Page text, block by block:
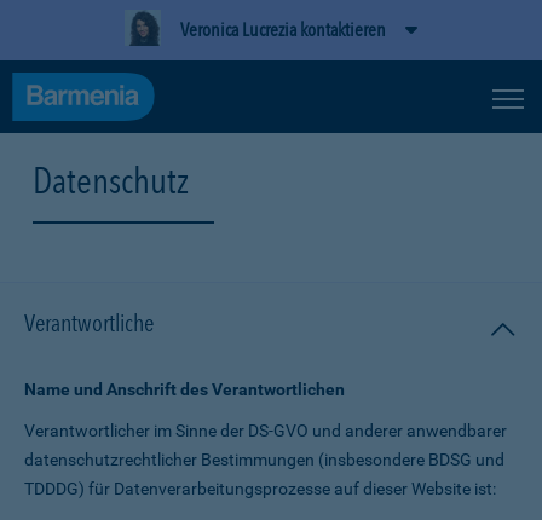
Veronica Lucrezia kontaktieren
Datenschutz
Verantwortliche
Name und Anschrift des Verantwortlichen
Verantwortlicher im Sinne der DS-GVO und anderer anwendbarer
datenschutz­rechtlicher Bestimmungen (insbesondere BDSG und
TDDDG) für Daten­verarbeitungs­prozesse auf dieser Website ist: